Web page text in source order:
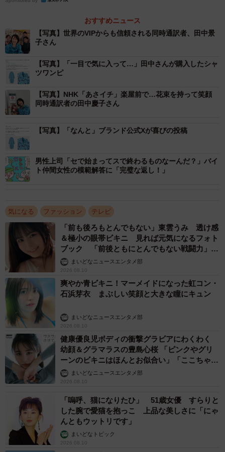
信番組の中では、あさイチ出演が決まった際に「せっかく
だからお洋服を買っちゃおうかな」と思い立ち、「ヘラル
ボニーさんのを着たいなと思って、選ばせてもらいまし
た」と購入した経緯を明かしました。
ネット上では「すぐに気づいた」「ヘラルボニーだと思
いました」「やっぱりそうだったのか」「とてもお似合
い」「とっても素敵」などの声が相次ぎ、放送後に公式オ
ンラインショップの在庫は品切れに。11月中旬の再販に向
け準備中だそうです。
おすすめニュース
【写真】世界のVIPからも信頼される同時通訳者、田中景
子さん
【写真】「一目で気に入って…」田中さんが購入したシャ
ツワンピ
【写真】NHK「あさイチ」楽屋前で…花束を持って笑顔
同時通訳者の田中慶子さん
【写真】「なんと」ブランド公式Xが喜びの投稿
男性上司「セで始まってスで終わるものなーんだ？」バイ
ト仲間女性の模範解答に「完璧な返し！」
気になる ファッション テレビ
「前も後ろもとんでもない」東雲うみ 透け感
＆極小の眼帯ビキニ 見れば元気になるフォト
ブック 「前後ともにとんでもない戦闘力」
「桃ダイナマイトがすごい」
まいどなニュースエンタメ部
2026.08.10
爽やか青ビキニ！マーメイドになった虹コン・
石浜芽衣 まぶしい笑顔と大きな瞳にキュン
まいどなニュースエンタメ部
2026.08.10
健康優良児ボディの衝撃グラビアにわくわく
幼顔＆グラマラスの豊島心桜 「ピンクやグリ
ーンのビキニはほんとお似合い」「ここちゃん
天使 また可愛くなった」
まいどなニュースエンタメ部
2026.08.10
「嗚呼、猫になりたひ」 51歳女優 すらりと
した腕で愛猫を抱っこ 上品な美しさに「にゃ
んともウットリです」
まいどなトピック
2026.08.10